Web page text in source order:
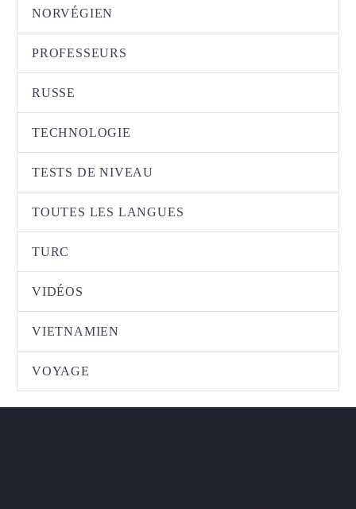
NORVÉGIEN
PROFESSEURS
RUSSE
TECHNOLOGIE
TESTS DE NIVEAU
TOUTES LES LANGUES
TURC
VIDÉOS
VIETNAMIEN
VOYAGE